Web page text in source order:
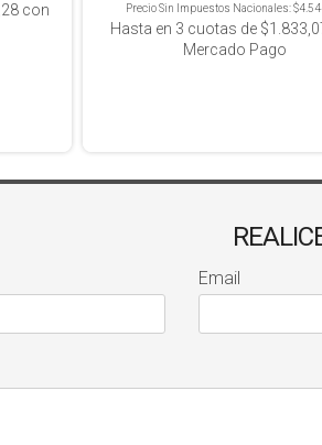
con
Precio Sin Impuestos Nacionales:
Hasta en 3 cuotas de
Mercado Pago
Email